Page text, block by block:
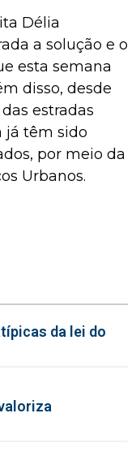
Délia
a solução e o
esta semana
disso, desde
estradas
já têm sido
por meio da
Urbanos.
da lei do